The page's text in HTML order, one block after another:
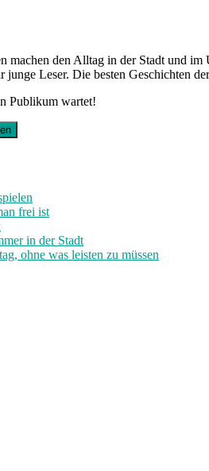
machen den Alltag in der Stadt und
Leser. Die besten Geschichten
Publikum wartet!
frei ist
in der Stadt
ohne was leisten zu müssen